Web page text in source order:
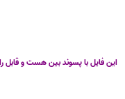
این فایل با پسوند بین هست و قابل